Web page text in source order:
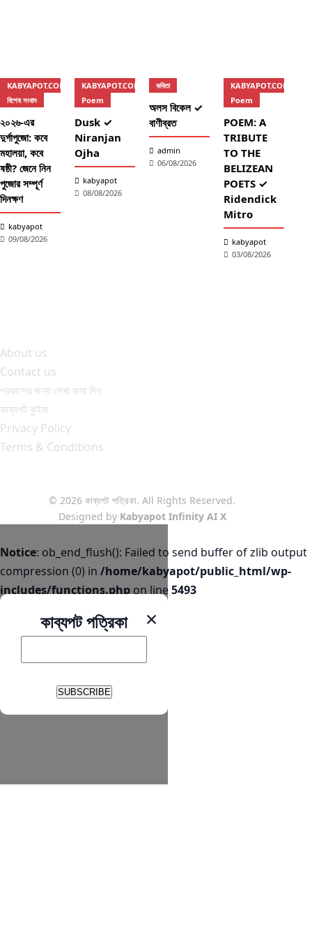
KABYAPOT.COM
বিশেষ সংবাদ
২০২৬-এর
দুর্গাপুজো: কবে
মহালয়া, কবে
ষষ্ঠী? জেনে নিন
পুজোর সম্পূর্ণ
দিনক্ষণ
kabyapot
09/08/2026
KABYAPOT.COM
Poem
Dusk ✓
Niranjan
Ojha
kabyapot
08/08/2026
কবিতা
অলস বিকেল ✓
বাণীব্রত
admin
06/08/2026
KABYAPOT.COM
Poem
POEM: A
TRIBUTE
TO THE
BELIZEAN
POETS ✓
Ridendick
Mitro
kabyapot
03/08/2026
About us
Contact us
প্রকাশের জন্য লেখা জমা দিন
কাব্যপট কুইজ
Privacy Policy
Terms & Conditions
© 2026 কাব্যপট পত্রিকা. All Rights Reserved.
Designed by Kabyapot Infinity AI X
×
কাব্যপট পত্রিকা
SUBSCRIBE
Notice: ob_end_flush(): Failed to send buffer of zlib output
compression (0) in /home/kabyapot/public_html/wp-
includes/functions.php on line5493